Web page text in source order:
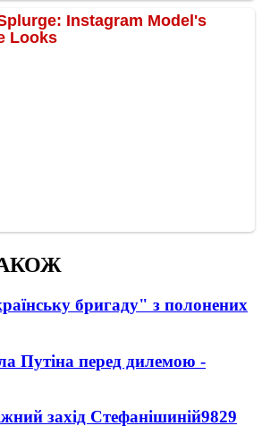
бригаду" з полонених
Путіна перед дилемою -
захід Стефанішиній9829